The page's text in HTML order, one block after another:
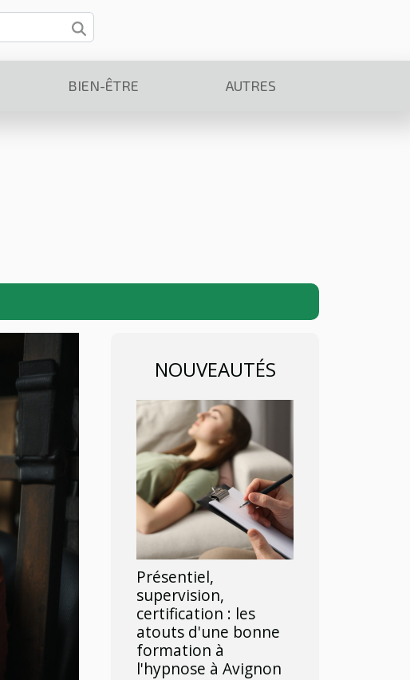
BIEN-ÊTRE AUTRES
NOUVEAUTÉS
Présentiel,
supervision,
certification : les
atouts d'une bonne
formation à
l'hypnose à Avignon